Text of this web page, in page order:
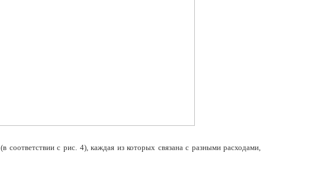
с рис. 4), каждая из которых связана с разными расходами,